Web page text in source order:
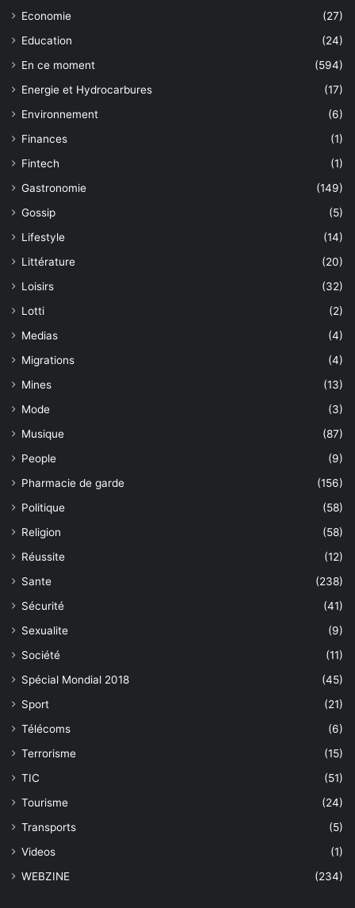
Economie
(27)
Education
(24)
En ce moment
(594)
Energie et Hydrocarbures
(17)
Environnement
(6)
Finances
(1)
Fintech
(1)
Gastronomie
(149)
Gossip
(5)
Lifestyle
(14)
Littérature
(20)
Loisirs
(32)
Lotti
(2)
Medias
(4)
Migrations
(4)
Mines
(13)
Mode
(3)
Musique
(87)
People
(9)
Pharmacie de garde
(156)
Politique
(58)
Religion
(58)
Réussite
(12)
Sante
(238)
Sécurité
(41)
Sexualite
(9)
Société
(11)
Spécial Mondial 2018
(45)
Sport
(21)
Télécoms
(6)
Terrorisme
(15)
TIC
(51)
Tourisme
(24)
Transports
(5)
Videos
(1)
WEBZINE
(234)